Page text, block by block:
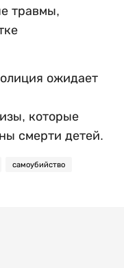
травмы,
ожидает
которые
смерти детей.
самоубийство